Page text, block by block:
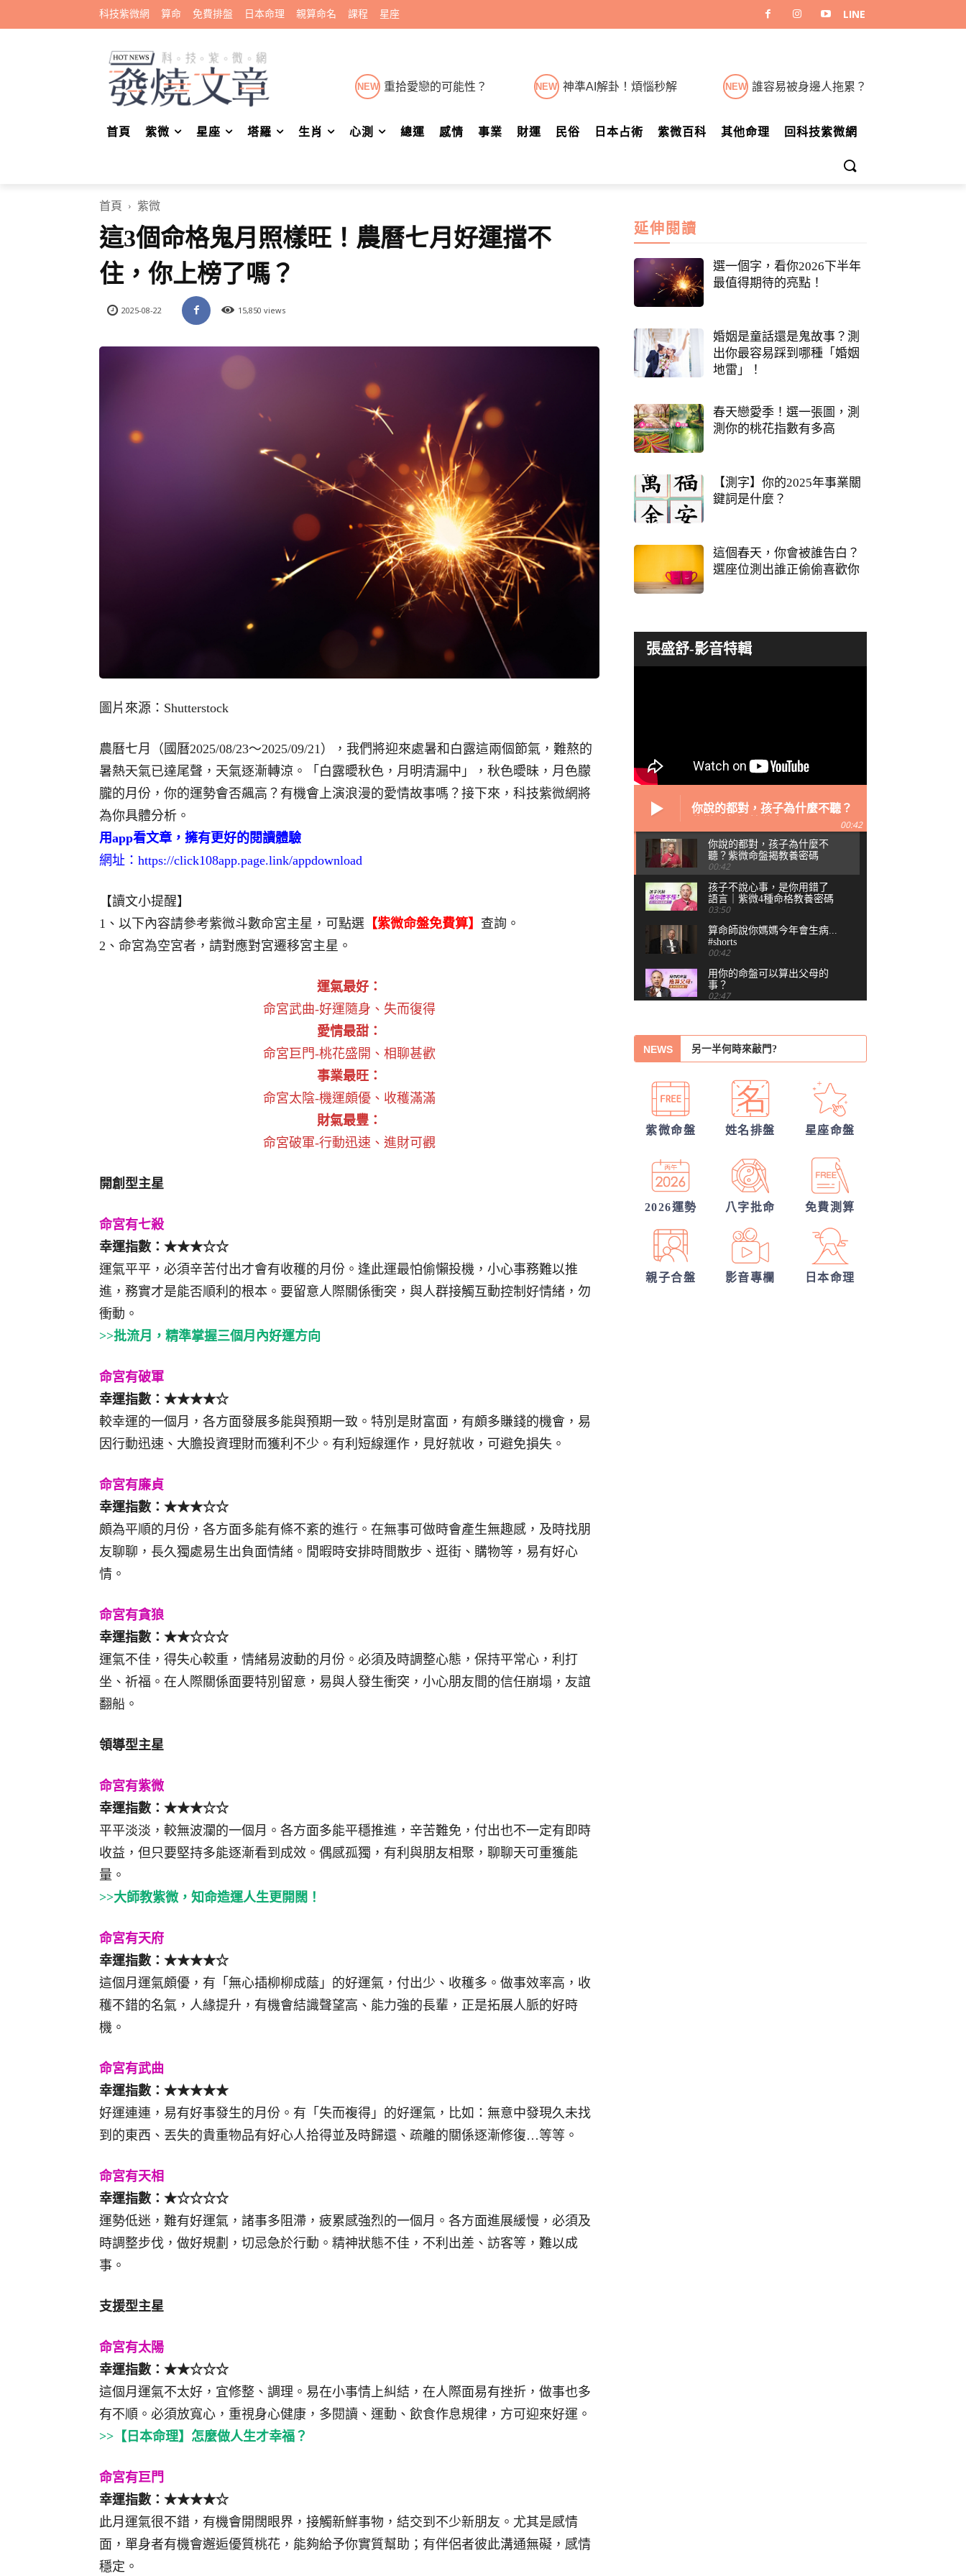
科技紫微網 算命 免費排盤 日本命理 親算命名 課程 星座
NEW 重拾愛戀的可能性？ NEW 神準AI解卦！煩惱秒解 NEW 誰容易被身邊人拖累？
首頁 紫微 星座 塔羅 生肖 心測 總運 感情 事業 財運 民俗 日本占術 紫微百科 其他命理 回科技紫微網
首頁 紫微
這3個命格鬼月照樣旺！農曆七月好運擋不
住，你上榜了嗎？
2025-08-22 15,850 views
圖片來源：Shutterstock
農曆七月（國曆2025/08/23～2025/09/21），我們將迎來處暑和白露這兩個節氣，難熬的
暑熱天氣已達尾聲，天氣逐漸轉涼。「白露曖秋色，月明清漏中」，秋色曖昧，月色朦
朧的月份，你的運勢會否飆高？有機會上演浪漫的愛情故事嗎？接下來，科技紫微網將
為你具體分析。
用app看文章，擁有更好的閱讀體驗
網址： https://click108app.page.link/appdownload
【讀文小提醒】
1、以下內容請參考紫微斗數命宮主星，可點選 【紫微命盤免費算】 查詢。
2、命宮為空宮者，請對應對宮遷移宮主星。
運氣最好：
命宮武曲-好運隨身、失而復得
愛情最甜：
命宮巨門-桃花盛開、相聊甚歡
事業最旺：
命宮太陰-機運頗優、收穫滿滿
財氣最豐：
命宮破軍-行動迅速、進財可觀
開創型主星
命宮有七殺
幸運指數：★★★☆☆
運氣平平，必須辛苦付出才會有收穫的月份。逢此運最怕偷懶投機，小心事務難以推
進，務實才是能否順利的根本。要留意人際關係衝突，與人群接觸互動控制好情緒，勿
衝動。
>>批流月，精準掌握三個月內好運方向
命宮有破軍
幸運指數：★★★★☆
較幸運的一個月，各方面發展多能與預期一致。特別是財富面，有頗多賺錢的機會，易
因行動迅速、大膽投資理財而獲利不少。有利短線運作，見好就收，可避免損失。
命宮有廉貞
幸運指數：★★★☆☆
頗為平順的月份，各方面多能有條不紊的進行。在無事可做時會產生無趣感，及時找朋
友聊聊，長久獨處易生出負面情緒。閒暇時安排時間散步、逛街、購物等，易有好心
情。
命宮有貪狼
幸運指數：★★☆☆☆
運氣不佳，得失心較重，情緒易波動的月份。必須及時調整心態，保持平常心，利打
坐、祈福。在人際關係面要特別留意，易與人發生衝突，小心朋友間的信任崩塌，友誼
翻船。
領導型主星
命宮有紫微
幸運指數：★★★☆☆
平平淡淡，較無波瀾的一個月。各方面多能平穩推進，辛苦難免，付出也不一定有即時
收益，但只要堅持多能逐漸看到成效。偶感孤獨，有利與朋友相聚，聊聊天可重獲能
量。
>>大師教紫微，知命造運人生更開闊！
命宮有天府
幸運指數：★★★★☆
這個月運氣頗優，有「無心插柳柳成蔭」的好運氣，付出少、收穫多。做事效率高，收
穫不錯的名氣，人緣提升，有機會結識聲望高、能力強的長輩，正是拓展人脈的好時
機。
命宮有武曲
幸運指數：★★★★★
好運連連，易有好事發生的月份。有「失而複得」的好運氣，比如：無意中發現久未找
到的東西、丟失的貴重物品有好心人拾得並及時歸還、疏離的關係逐漸修復…等等。
命宮有天相
幸運指數：★☆☆☆☆
運勢低迷，難有好運氣，諸事多阻滯，疲累感強烈的一個月。各方面進展緩慢，必須及
時調整步伐，做好規劃，切忌急於行動。精神狀態不佳，不利出差、訪客等，難以成
事。
支援型主星
命宮有太陽
幸運指數：★★☆☆☆
這個月運氣不太好，宜修整、調理。易在小事情上糾結，在人際面易有挫折，做事也多
有不順。必須放寬心，重視身心健康，多閱讀、運動、飲食作息規律，方可迎來好運。
>>【日本命理】怎麼做人生才幸福？
命宮有巨門
幸運指數：★★★★☆
此月運氣很不錯，有機會開闊眼界，接觸新鮮事物，結交到不少新朋友。尤其是感情
面，單身者有機會邂逅優質桃花，能夠給予你實質幫助；有伴侶者彼此溝通無礙，感情
穩定。
延伸閱讀
選一個字，看你2026下半年
最值得期待的亮點！
婚姻是童話還是鬼故事？測
出你最容易踩到哪種「婚姻
地雷」！
春天戀愛季！選一張圖，測
測你的桃花指數有多高
【測字】你的2025年事業關
鍵詞是什麼？
這個春天，你會被誰告白？
選座位測出誰正偷偷喜歡你
張盛舒-影音特輯
你說的都對，孩子為什麼不聽？
00:42
你說的都對，孩子為什麼不
聽？紫微命盤揭教養密碼
00:42
孩子不說心事，是你用錯了
語言｜紫微4種命格教養密碼
03:50
算命師說你媽媽今年會生病...
#shorts
00:42
用你的命盤可以算出父母的
事？
02:47
你沒做錯任何事，為什麼還
習慣把累往肚子裡吞？最難
察覺內耗的6顆星
03:48
賦可能用過頭了 #shorts
越拼命反而越內耗？紫微這8
顆星，常燒光自己
05:36
40歲，人生努力全部歸零
——我打開命盤，看到了什
NEWS
他會是你最終的幸福？
30項情定一生占
誰會陪我步入紅毯?
從姓名看你另一半的輪廓
他的異性關係全解密
你們的命盤合嗎？適合當夫妻？批婚配
我的人生命運20解
紫微命盤 姓名排盤 星座命盤
2026運勢 八字批命 免費測算
親子合盤 影音專欄 日本命理